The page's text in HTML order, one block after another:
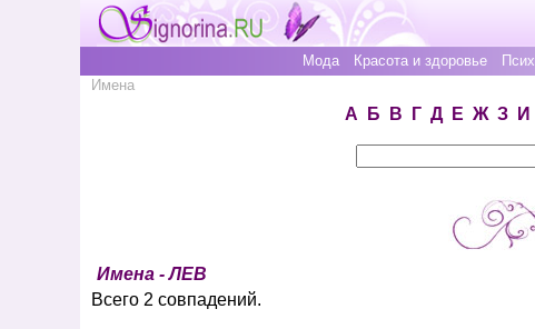
Мода Красота и здоровье
Имена
А Б В Г Д Е Ж З И
Имена - ЛЕВ
Всего 2 совпадений.